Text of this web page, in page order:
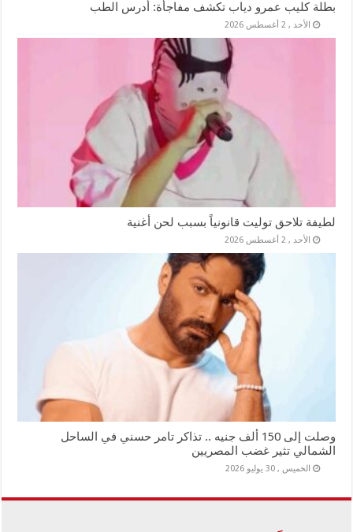
بطلة كليب عمرو دياب تكشف مفاجأة: أدرس الطب
الأحد , 2 أغسطس 2026
لطيفة تلاحق توليت قانونياً بسبب لحن أغنية
الأحد , 2 أغسطس 2026
وصلت إلى 150 ألف جنيه .. تذاكر تامر حسني في الساحل
الشمالي تثير غضب المصريين
الخميس , 30 يوليو 2026